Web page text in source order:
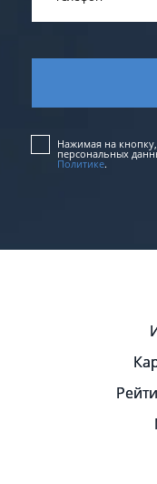
Нажимая на
персональных
Политике.